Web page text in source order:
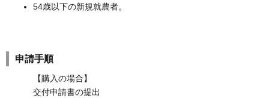
54歳以下の新規就農者。
申請手順
【購入の場合】
交付申請書の提出